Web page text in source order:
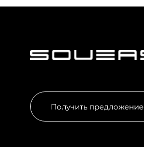
Получить предложение